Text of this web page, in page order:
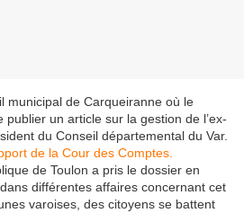
municipal de Carqueiranne où le
un article sur la gestion de l’ex-
du Conseil départemental du Var.
de la Cour des Comptes.
de Toulon a pris le dossier en
différentes affaires concernant cet
varoises, des citoyens se battent